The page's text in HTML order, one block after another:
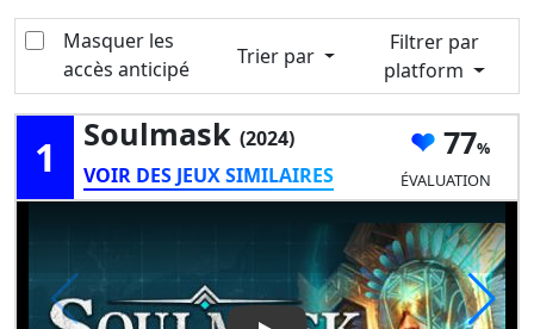
Masquer les
accès anticipé
Trier par
Filtrer par
platform
1 Soulmask (2024)
VOIR DES JEUX SIMILAIRES
77
ÉVALUATION